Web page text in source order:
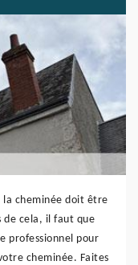
la cheminée doit être
de cela, il faut que
professionnel pour
cheminée. Faites